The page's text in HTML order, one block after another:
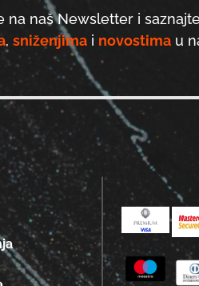
na naš Newsletter i
, sniženjimai novostimau